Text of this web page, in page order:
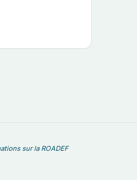
sur la ROADEF